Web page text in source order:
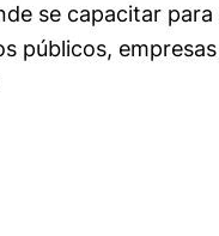
se capacitar
públicos,